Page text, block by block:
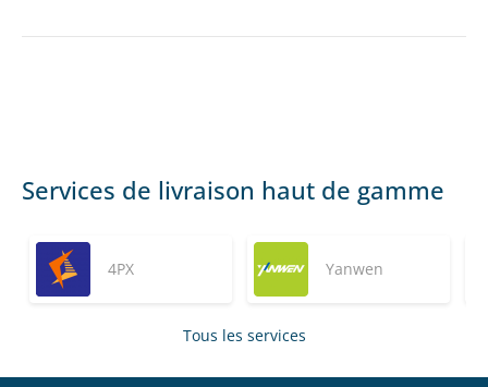
Services de livraison haut de gamme
4PX Yanwen
Tous les services